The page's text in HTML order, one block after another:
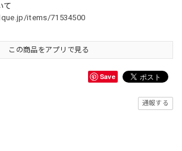
て
items/71534500
この商品をアプリで見る
Save
通報する